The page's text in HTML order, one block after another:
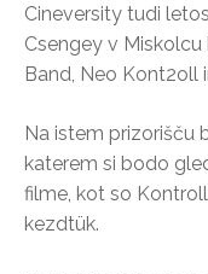
Cineversity tudi
Csengey v
Band, Neo Kont2oll
Na istem prizorišču
katerem si bodo
filme, kot so
kezdtük.